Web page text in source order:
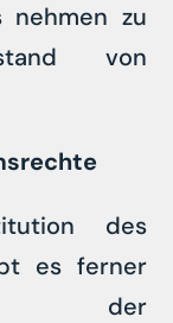
nehmen zu
von
des
es ferner
der